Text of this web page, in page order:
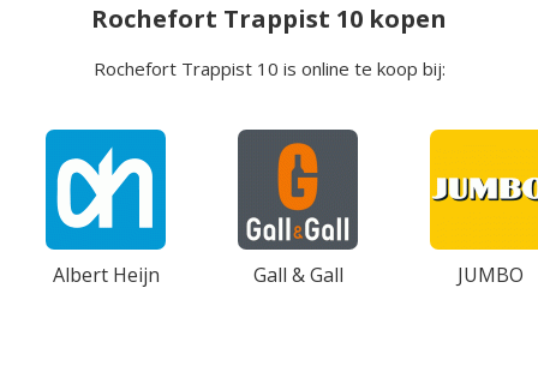
Rochefort Trappist 10 kopen
Rochefort Trappist 10 is online te koop bij:
Albert Heijn Gall & Gall JUMBO